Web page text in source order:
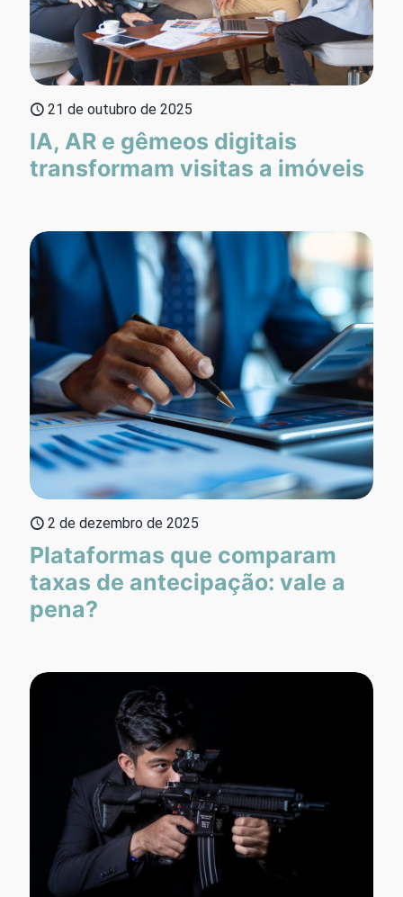
21 de outubro de 2025
IA, AR e gêmeos digitais
transformam visitas a imóveis
2 de dezembro de 2025
Plataformas que comparam
taxas de antecipação: vale a
pena?